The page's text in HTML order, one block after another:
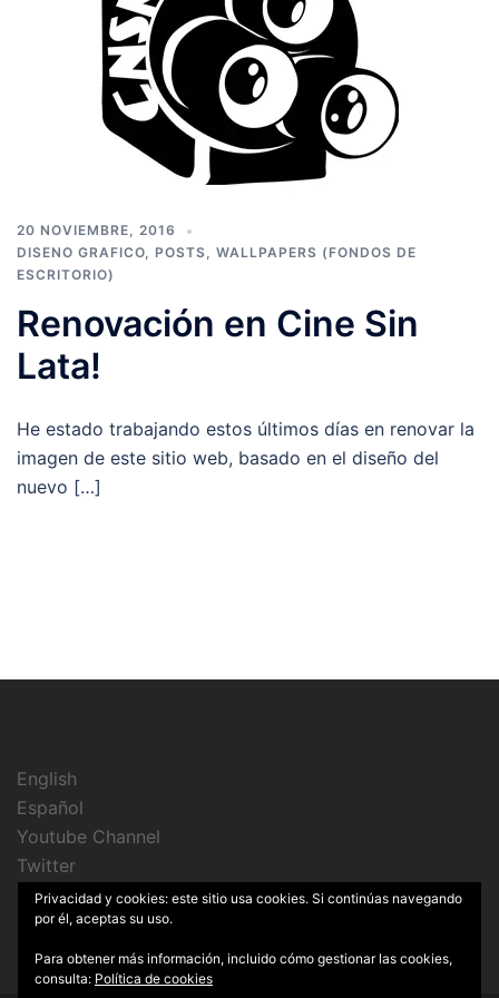
20 NOVIEMBRE, 2016
DISENO GRAFICO, POSTS, WALLPAPERS (FONDOS DE
ESCRITORIO)
Renovación en Cine Sin
Lata!
He estado trabajando estos últimos días en renovar la
imagen de este sitio web, basado en el diseño del
nuevo […]
English
Español
Youtube Channel
Twitter
Instagram
Privacidad y cookies: este sitio usa cookies. Si continúas navegando
por él, aceptas su uso.
Para obtener más información, incluido cómo gestionar las cookies,
consulta: Política de cookies